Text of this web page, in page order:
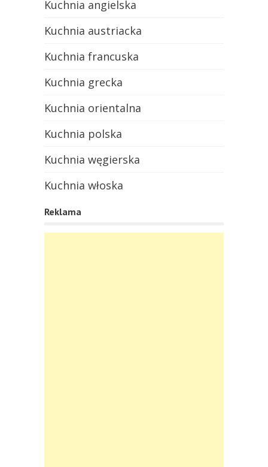
Kuchnia angielska
Kuchnia austriacka
Kuchnia francuska
Kuchnia grecka
Kuchnia orientalna
Kuchnia polska
Kuchnia węgierska
Kuchnia włoska
Reklama